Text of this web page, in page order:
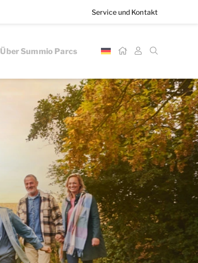
Service und Kontakt
Über Summio Parcs